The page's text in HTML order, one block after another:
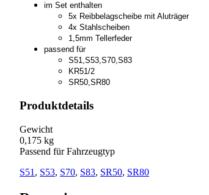
im Set enthalten
5x Reibbelagscheibe mit Aluträger
4x Stahlscheiben
1,5mm Tellerfeder
passend für
S51,S53,S70,S83
KR51/2
SR50,SR80
Produktdetails
Gewicht
0,175 kg
Passend für Fahrzeugtyp
S51 , S53, S70, S83, SR50, SR80